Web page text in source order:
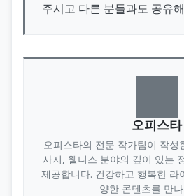
주시고 다른 분들과도 공유
오피스타
오피스타의 전문 작가팀이 작성
사지, 웰니스 분야의 깊이 있는
제공합니다. 건강하고 행복한 라
양한 콘텐츠를 만